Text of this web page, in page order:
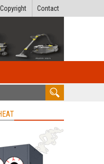
Contact
Copyright